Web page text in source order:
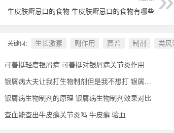
牛皮肤癣忌口的食物 牛皮肤癣忌口的食物有哪些
关键词： 生长激素 副作用 赛普 制剂 类风
可善挺轻度银屑病 可善挺对银屑病关节炎作用
银屑病大夫让我打生物制剂但是我不想打 银屑病打生物制剂需要忌口吗
银屑病生物制剂的原理 银屑病生物制剂效果对比
查血能查出牛皮癣关节炎吗 牛皮癣 验血